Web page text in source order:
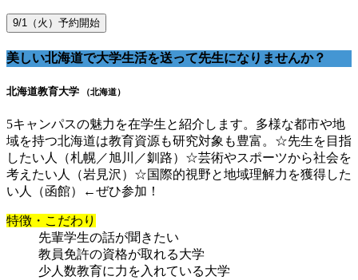
9/1（火）予約開始
美しい北海道で大学生活を送って先生になりませんか？
北海道教育大学 （北海道）
5キャンパスの魅力を在学生と紹介します。多様な都市や地
域を持つ北海道は教育資源も研究対象も豊富。☆先生を目指
したい人（札幌／旭川／釧路）☆芸術やスポーツから社会を
考えたい人（岩見沢）☆国際的視野と地域理解力を獲得した
い人（函館）←ぜひ参加！
特徴・こだわり
先輩学生の話が聞きたい
教員免許の資格が取れる大学
少人数教育に力を入れている大学